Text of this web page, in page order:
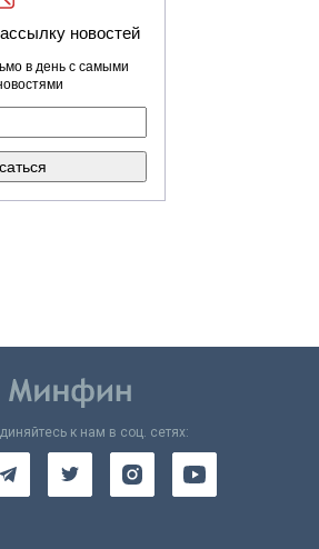
новостей
в день с самыми
к нам в соц. сетях: